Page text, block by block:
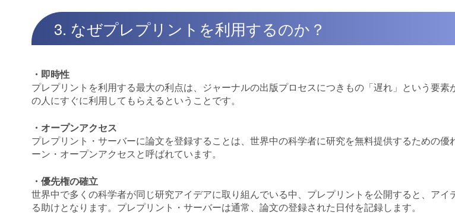
3. なぜプレプリントを利用するのか？
・即時性
プレプリントを利用する最大の利点は、ジャーナルの出版プロセスにつきもの「遅れ」という要
の人にすぐに利用してもらえるということです。
・オープンアクセス
プレプリント・サーバーに論文を登録することは、世界中の科学者に研究を無料提供するための優
ーン・オープンアクセスと呼ばれています。
・優先権の確立
世界中で多くの科学者が同じ研究アイデアに取り組んでいる中、プレプリントを公開すると、アイ
る助けとなります。プレプリント・サーバーは通常、論文の登録された日付を記録します。